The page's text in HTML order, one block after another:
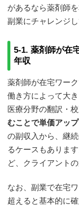
があるなら薬剤師
副業にチャレンジ
5-1. 薬剤師が在
年収
薬剤師が在宅ワー
働き方によって大
医療分野の翻訳・
むことで単価アッ
の副収入から、継
るケースもありま
ど、クライアント
なお、副業で在宅
超えると基本的に